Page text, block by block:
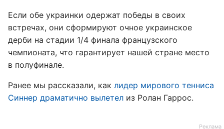
Если обе украинки одержат победы в своих
встречах, они сформируют очное украинское
дерби на стадии 1/4 финала французского
чемпионата, что гарантирует нашей стране место
в полуфинале.
Ранее мы рассказали, как лидер мирового тенниса
Синнер драматично вылетел из Ролан Гаррос.